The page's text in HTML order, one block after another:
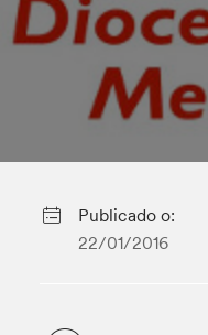
Publicado o:
22/01/2016